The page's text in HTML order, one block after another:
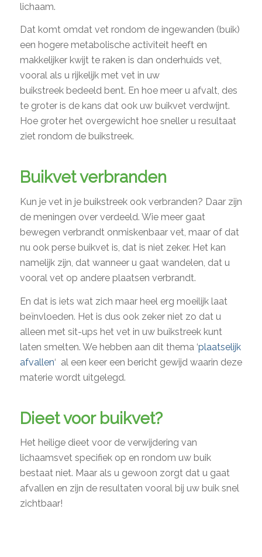
lichaam.
Dat komt omdat vet rondom de ingewanden (buik)
een hogere metabolische activiteit heeft en
makkelijker kwijt te raken is dan onderhuids vet,
vooral als u rijkelijk met vet in uw
buikstreek bedeeld bent. En hoe meer u afvalt, des
te groter is de kans dat ook uw buikvet verdwijnt.
Hoe groter het overgewicht hoe sneller u resultaat
ziet rondom de buikstreek.
Buikvet verbranden
Kun je vet in je buikstreek ook verbranden? Daar zijn
de meningen over verdeeld. Wie meer gaat
bewegen verbrandt onmiskenbaar vet, maar of dat
nu ook perse buikvet is, dat is niet zeker. Het kan
namelijk zijn, dat wanneer u gaat wandelen, dat u
vooral vet op andere plaatsen verbrandt.
En dat is iets wat zich maar heel erg moeilijk laat
beïnvloeden. Het is dus ook zeker niet zo dat u
alleen met sit-ups het vet in uw buikstreek kunt
laten smelten. We hebben aan dit thema ‘plaatselijk
afvallen‘ al een keer een bericht gewijd waarin deze
materie wordt uitgelegd.
Dieet voor buikvet?
Het heilige dieet voor de verwijdering van
lichaamsvet specifiek op en rondom uw buik
bestaat niet. Maar als u gewoon zorgt dat u gaat
afvallen en zijn de resultaten vooral bij uw buik snel
zichtbaar!